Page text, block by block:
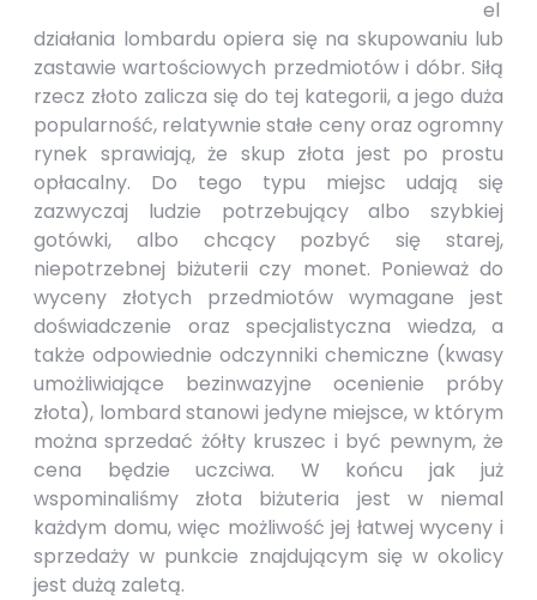
el
działania lombardu opiera się na skupowaniu lub
zastawie wartościowych przedmiotów i dóbr. Siłą
rzecz złoto zalicza się do tej kategorii, a jego duża
popularność, relatywnie stałe ceny oraz ogromny
rynek sprawiają, że skup złota jest po prostu
opłacalny. Do tego typu miejsc udają się
zazwyczaj ludzie potrzebujący albo szybkiej
gotówki, albo chcący pozbyć się starej,
niepotrzebnej biżuterii czy monet. Ponieważ do
wyceny złotych przedmiotów wymagane jest
doświadczenie oraz specjalistyczna wiedza, a
także odpowiednie odczynniki chemiczne (kwasy
umożliwiające bezinwazyjne ocenienie próby
złota), lombard stanowi jedyne miejsce, w którym
można sprzedać żółty kruszec i być pewnym, że
cena będzie uczciwa. W końcu jak już
wspominaliśmy złota biżuteria jest w niemal
każdym domu, więc możliwość jej łatwej wyceny i
sprzedaży w punkcie znajdującym się w okolicy
jest dużą zaletą.